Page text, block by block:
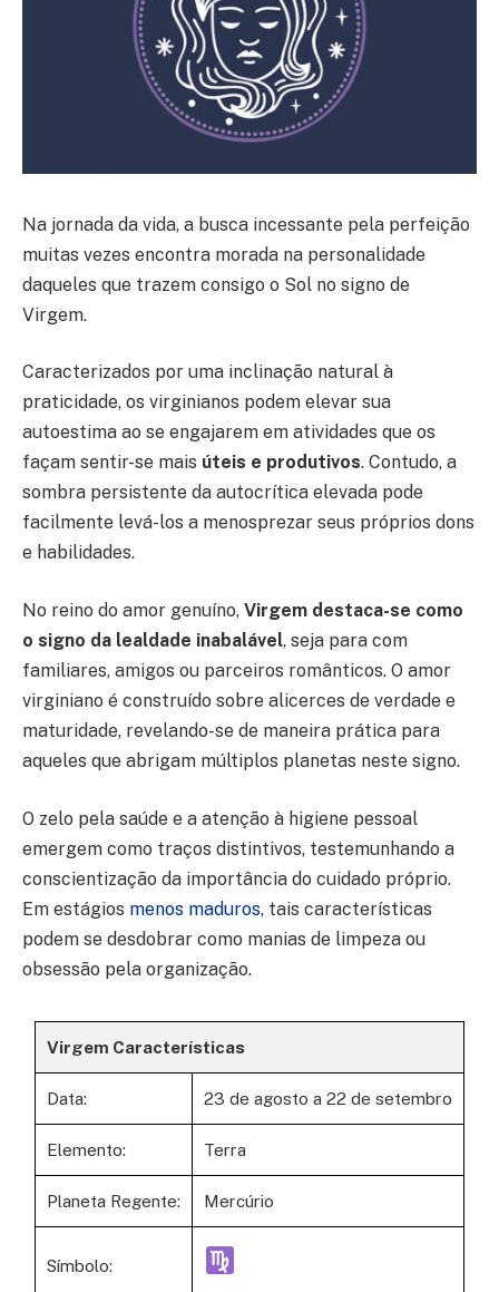
Na jornada da vida, a busca incessante pela perfeição
muitas vezes encontra morada na personalidade
daqueles que trazem consigo o Sol no signo de
Virgem.
Caracterizados por uma inclinação natural à
praticidade, os virginianos podem elevar sua
autoestima ao se engajarem em atividades que os
façam sentir-se mais úteis e produtivos. Contudo, a
sombra persistente da autocrítica elevada pode
facilmente levá-los a menosprezar seus próprios dons
e habilidades.
No reino do amor genuíno, Virgem destaca-se como
o signo da lealdade inabalável, seja para com
familiares, amigos ou parceiros românticos. O amor
virginiano é construído sobre alicerces de verdade e
maturidade, revelando-se de maneira prática para
aqueles que abrigam múltiplos planetas neste signo.
O zelo pela saúde e a atenção à higiene pessoal
emergem como traços distintivos, testemunhando a
conscientização da importância do cuidado próprio.
Em estágios menos maduros, tais características
podem se desdobrar como manias de limpeza ou
obsessão pela organização.
Virgem Características
Data: 23 de agosto a 22 de setembro
Elemento: Terra
Planeta Regente: Mercúrio
Símbolo: